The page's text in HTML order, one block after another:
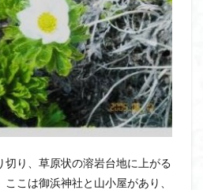
り、草原状の溶岩台地に上がる
こは御浜神社と山小屋があり、
島 黒ブナ
検索